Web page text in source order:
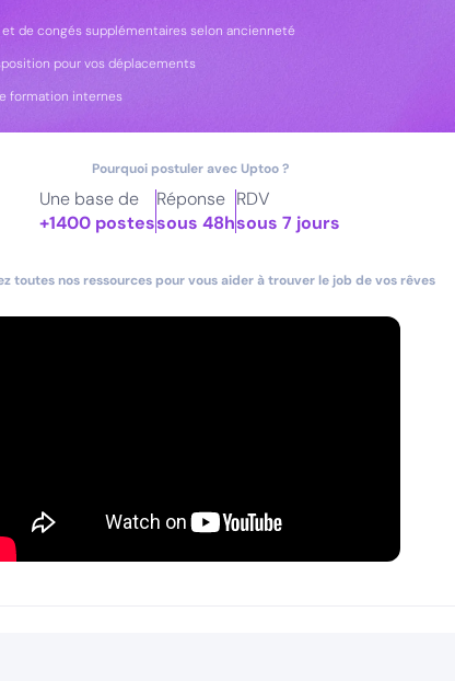
de congés supplémentaires selon ancienneté
pour vos déplacements
formation internes
Pourquoi postuler avec Uptoo ?
Une base de
+1400 postes
Réponse
sous 48h
RDV
sous 7 jours
toutes nos ressources pour vous aider à trouver le job de vos rêves